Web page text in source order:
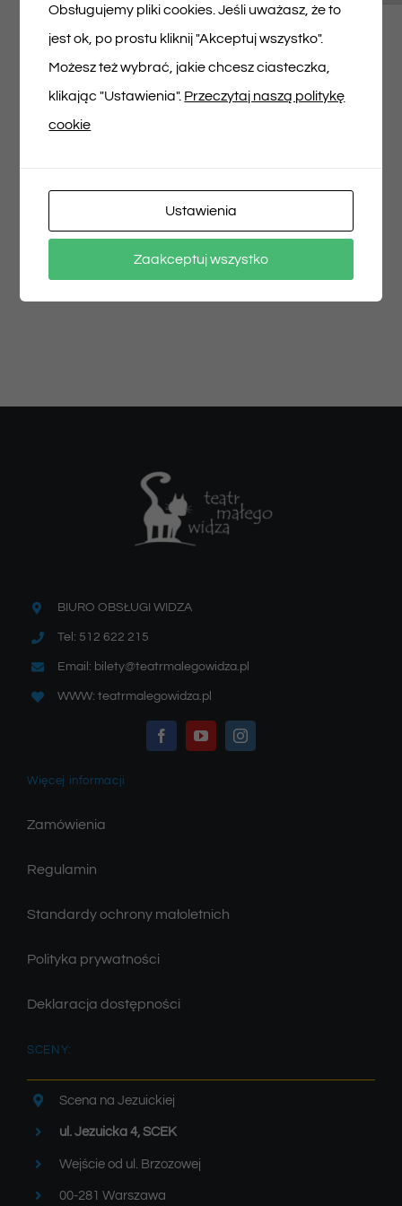
Musisz sięzalogować, aby dodać opinię.
Facebooku
BIURO OBSŁUGI WIDZA
Tel: 512 622 215
Email: bilety@teatrmalegowidza.pl
WWW: teatrmalegowidza.pl
Więcej informacji
Zamówienia
Regulamin
Standardy ochrony małoletnich
Polityka prywatności
Deklaracja dostępności
SCENY:
Scena na Jezuickiej
ul. Jezuicka 4, SCEK
Wejście od ul. Brzozowej
00-281 Warszawa
Obsługujemy pliki cookies. Jeśli uważasz, że to
jest ok, po prostu kliknij "Akceptuj wszystko".
Możesz też wybrać, jakie chcesz ciasteczka,
klikając "Ustawienia". Przeczytaj naszą politykę
cookie
Ustawienia
Zaakceptuj wszystko